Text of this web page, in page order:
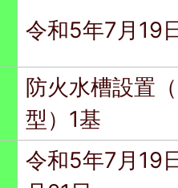
令和5年7月19
防火水槽設置
型）1基
令和5年7月19